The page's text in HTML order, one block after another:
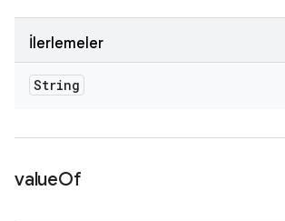
İlerlemeler
String
valueOf